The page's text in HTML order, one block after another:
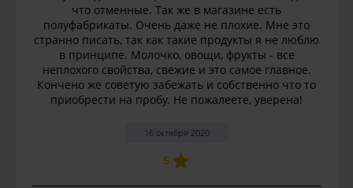
что отменные. Так же в магазине есть
полуфабрикаты. Очень даже не плохие. Мне это
странно писать, так как такие продукты я не люблю
в принципе. Молочко, овощи, фрукты - все
неплохого свойства, свежие и это самое главное.
Кончено же советую забежать и собственно что то
приобрести на пробу. Не пожалеете, уверена!
16 октября 2020
5